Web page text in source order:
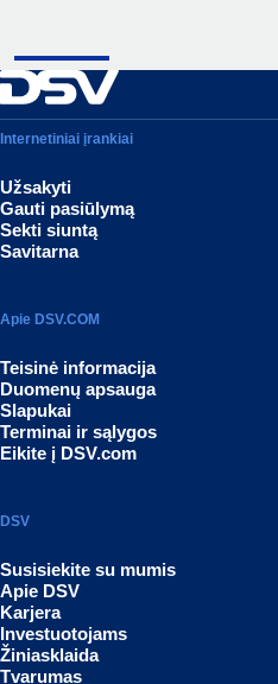
Internetiniai įrankiai
Užsakyti
Gauti pasiūlymą
Sekti siuntą
Savitarna
Apie DSV.COM
Teisinė informacija
Duomenų apsauga
Slapukai
Terminai ir sąlygos
Eikite į DSV.com
DSV
Susisiekite su mumis
Apie DSV
Karjera
Investuotojams
Žiniasklaida
Tvarumas